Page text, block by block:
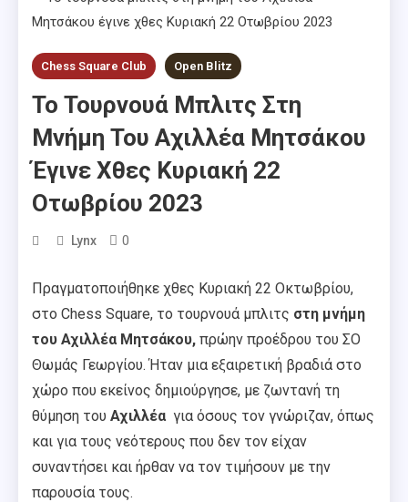
Chess Square Club Open Blitz
Το Τουρνουά Μπλιτς Στη
Μνήμη Του Αχιλλέα Μητσάκου
Έγινε Χθες Κυριακή 22
Οτωβρίου 2023
Lynx 0
Πραγματοποιήθηκε χθες Κυριακή 22 Οκτωβρίου,
στο Chess Square, το τουρνουά μπλιτς στη μνήμη
του Αχιλλέα Μητσάκου, πρώην προέδρου του ΣΟ
Θωμάς Γεωργίου. Ήταν μια εξαιρετική βραδιά στο
χώρο που εκείνος δημιούργησε, με ζωντανή τη
θύμηση του Αχιλλέα για όσους τον γνώριζαν, όπως
και για τους νεότερους που δεν τον είχαν
συναντήσει και ήρθαν να τον τιμήσουν με την
παρουσία τους.